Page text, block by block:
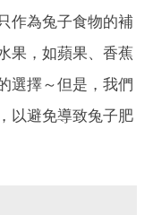
作為兔子食物的補
果，如蘋果、香蕉
選擇～但是，我們
以避免導致兔子肥